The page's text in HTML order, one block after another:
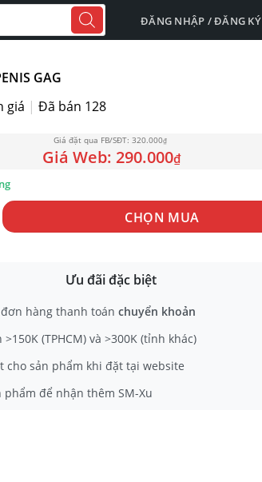
ĐĂNG NHẬP / ĐĂNG KÝ
GAG
giá | Đã bán 128
320.000₫
290.000₫
GAG số lượng CHỌN MUA
Ưu đãi đặc biệt
đơn hàng thanh toán chuyển khoản
>150K (TPHCM) và >300K (tỉnh khác)
cho sản phẩm khi đặt tại website
để nhận thêm SM-Xu